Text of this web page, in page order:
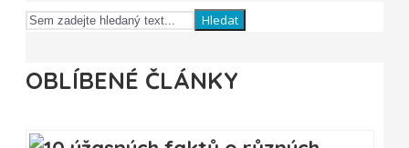
Hledat
OBLÍBENÉ ČLÁNKY